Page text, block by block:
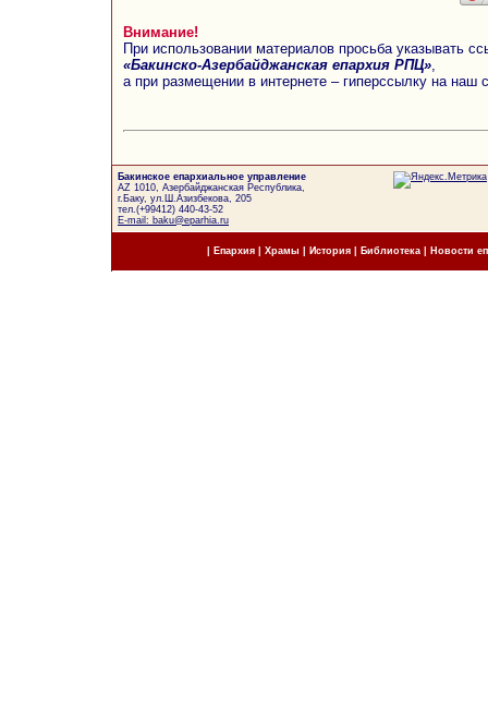
Внимание!
При использовании материалов просьба указывать
«Бакинско-Азербайджанская епархия РПЦ»
а при размещении в интернете – гиперссылку на наш
Бакинское епархиальное управление
AZ 1010, Азербайджанская Республика,
г.Баку, ул.Ш.Азизбекова, 205
тел.(+99412) 440-43-52
E-mail: baku@eparhia.ru
Епархия| Храмы История| Библиотека Новости